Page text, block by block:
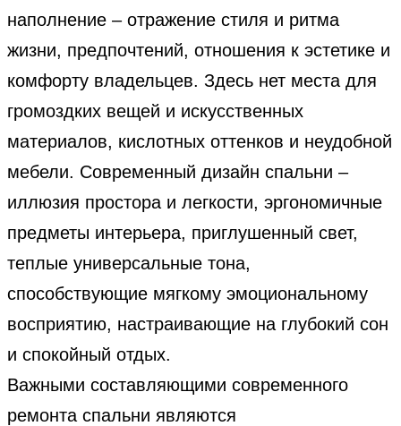
наполнение – отражение стиля и ритма
жизни, предпочтений, отношения к эстетике и
комфорту владельцев. Здесь нет места для
громоздких вещей и искусственных
материалов, кислотных оттенков и неудобной
мебели. Современный дизайн спальни –
иллюзия простора и легкости, эргономичные
предметы интерьера, приглушенный свет,
теплые универсальные тона,
способствующие мягкому эмоциональному
восприятию, настраивающие на глубокий сон
и спокойный отдых.
Важными составляющими современного
ремонта спальни являются